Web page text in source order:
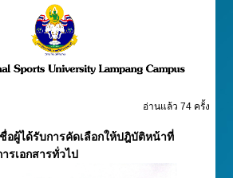
อ่านแล้ว 74 ครั้ง
อผู้ได้รับการคัดเลือกให้ปฎิบัติหน้าที่
รเอกสารทั่วไป